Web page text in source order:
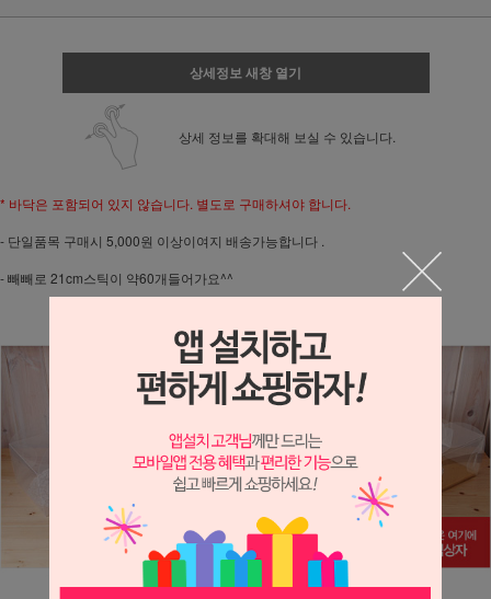
상세정보 새창 열기
상세 정보를 확대해 보실 수 있습니다.
* 바닥은 포함되어 있지 않습니다. 별도로 구매하셔야 합니다.
- 단일품목 구매시 5,000원 이상이여지 배송가능합니다 .
- 빼빼로 21cm스틱이 약60개들어가요^^